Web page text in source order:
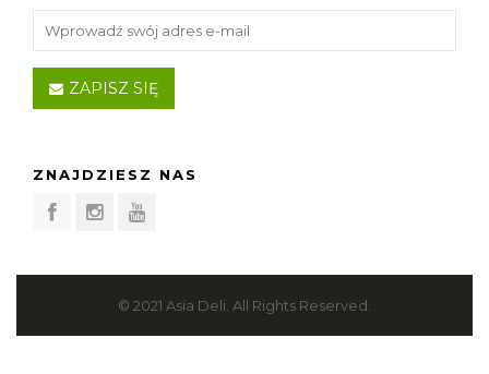
ZAPISZ SIĘ
ZNAJDZIESZ NAS
© 2021 Asia Deli. All Rights Reserved.